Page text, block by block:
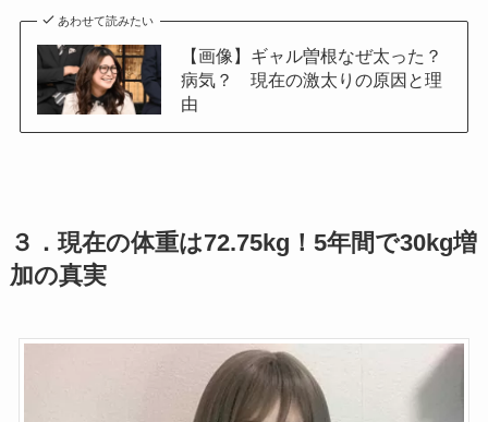
あわせて読みたい
【画像】ギャル曽根なぜ太った？
病気？ 現在の激太りの原因と理
由
３．現在の体重は72.75kg！5年間で30kg増
加の真実